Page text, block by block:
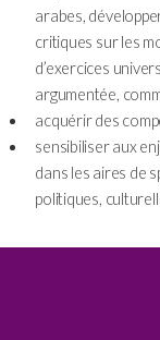
arabes,
critiques sur les
d’exercices
argumentée,
acquérir des
sensibiliser aux
dans les aires de
politiques,